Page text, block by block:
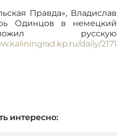
Правда», Владислав
Одинцов в немецкий
русскую
daily/2171
интересно: